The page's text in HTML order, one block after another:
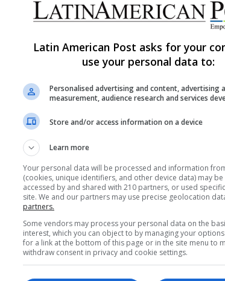
presea DORADA en la categoría de más de
de Pesas de los Panamericanos Júnior.
pic.twitter.com/CBKq3o51Fl
(@Orios8)November 29, 2021
Colombia nuevamente a las puertas de
siempre
Junior el torneo de boxeo concluyó con un
conjunto colombiano conquisto tres medallas
Latin American Post asks for your
use your personal data to:
Personalised advertising and content, advertising
measurement, audience research and services
Store and/or access information on a device
Learn more
Your personal data will be processed and information
(cookies, unique identifiers, and other device data) may
accessed by and shared with 210 partners, or used
site. We and our partners may use precise geolocation
partners.
Some vendors may process your personal data on the
interest, which you can object to by managing your
for a link at the bottom of this page or in the site menu to
withdraw consent in privacy and cookie settings.